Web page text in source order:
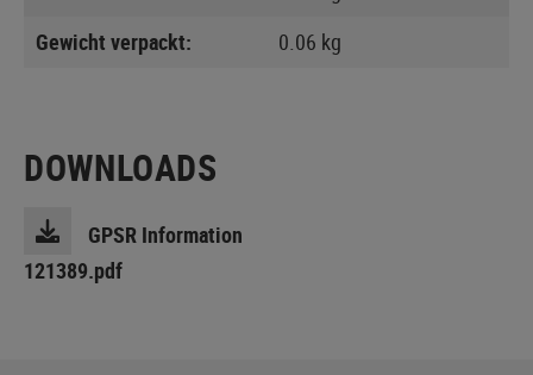
Gewicht verpackt:
0.06 kg
DOWNLOADS
GPSR Information
121389.pdf